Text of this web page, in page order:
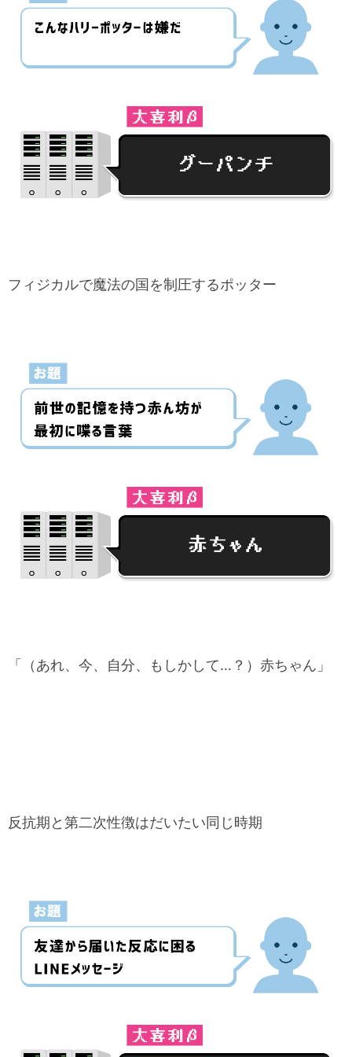
フィジカルで魔法の国を制圧するポッター
「（あれ、今、自分、もしかして…？）赤ちゃん」
反抗期と第二次性徴はだいたい同じ時期